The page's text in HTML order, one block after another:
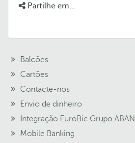
Partilhe em...
Balcões
Cartões
Contacte-nos
Envio de dinheiro
Integração EuroBic Grupo
Mobile Banking